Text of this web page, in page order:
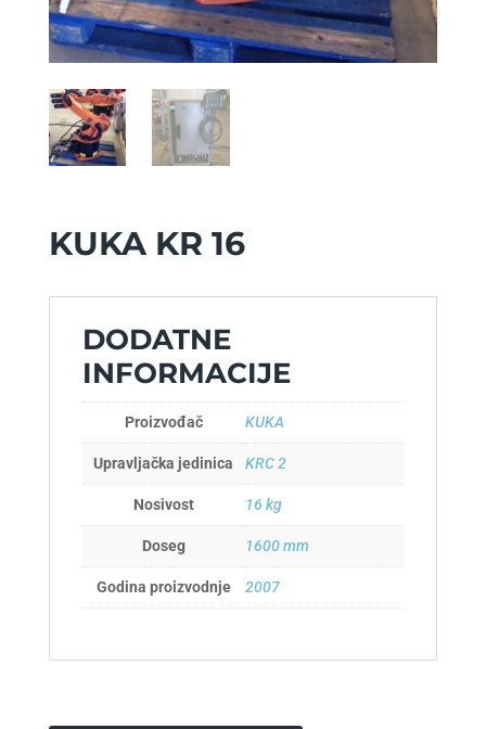
KUKA KR 16
DODATNE
INFORMACIJE
Proizvođač KUKA
Upravljačka jedinica KRC 2
Nosivost 16 kg
Doseg 1600 mm
Godina proizvodnje 2007